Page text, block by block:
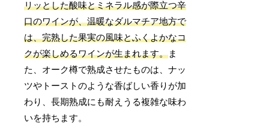
リッとした酸味とミネラル感が際立つ辛
口のワインが、温暖なダルマチア地方で
は、完熟した果実の風味とふくよかなコ
クが楽しめるワインが生まれます。ま
た、オーク樽で熟成させたものは、ナッ
ツやトーストのような香ばしい香りが加
わり、長期熟成にも耐えうる複雑な味わ
いを持ちます。